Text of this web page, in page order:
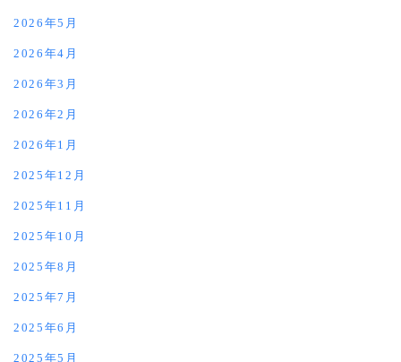
2026年5月
2026年4月
2026年3月
2026年2月
2026年1月
2025年12月
2025年11月
2025年10月
2025年8月
2025年7月
2025年6月
2025年5月